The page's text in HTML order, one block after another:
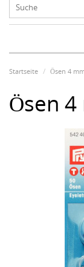
Startseite Ösen 4
Ösen